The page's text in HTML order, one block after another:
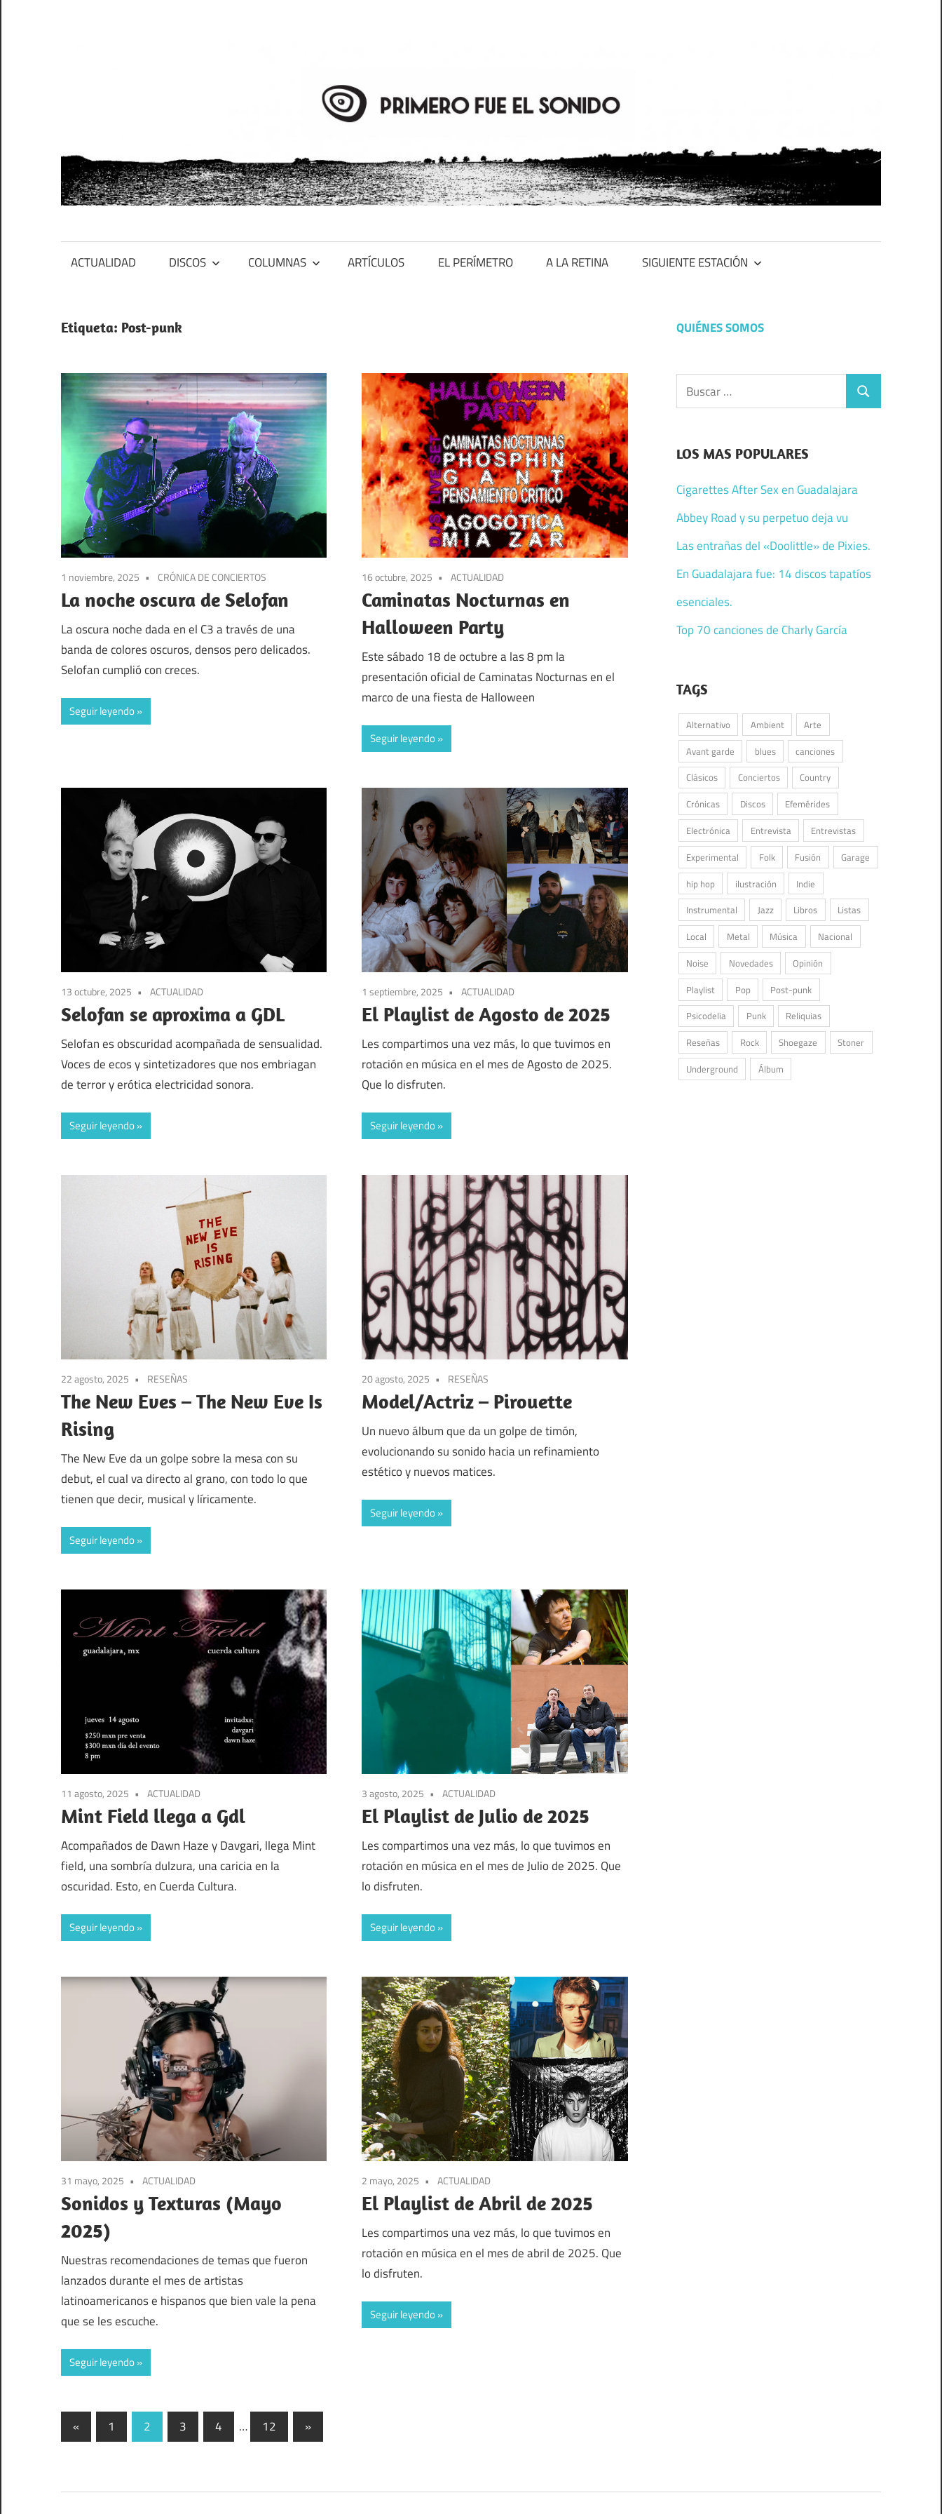
Primero
fue
el
ACTUALIDAD DISCOS COLUMNAS ARTÍCULOS EL PERÍMETRO A LA RETINA SIGUIENTE ESTACIÓN
Etiqueta: Post-punk
1 noviembre, 2025 CRÓNICA DE CONCIERTOS
La noche oscura de Selofan
La oscura noche dada en el C3 a través de una
banda de colores oscuros, densos pero delicados.
Selofan cumplió con creces.
Seguir leyendo
16 octubre, 2025 ACTUALIDAD
Caminatas Nocturnas en
Halloween Party
Este sábado 18 de octubre a las 8 pm la
presentación oficial de Caminatas Nocturnas en el
marco de una fiesta de Halloween
Seguir leyendo
13 octubre, 2025 ACTUALIDAD
Selofan se aproxima a GDL
Selofan es obscuridad acompañada de sensualidad.
Voces de ecos y sintetizadores que nos embriagan
de terror y erótica electricidad sonora.
Seguir leyendo
1 septiembre, 2025 ACTUALIDAD
El Playlist de Agosto de 2025
Les compartimos una vez más, lo que tuvimos en
rotación en música en el mes de Agosto de 2025.
Que lo disfruten.
Seguir leyendo
22 agosto, 2025 RESEÑAS
The New Eves – The New Eve Is
Rising
The New Eve da un golpe sobre la mesa con su
debut, el cual va directo al grano, con todo lo que
tienen que decir, musical y líricamente.
Seguir leyendo
20 agosto, 2025 RESEÑAS
Model/Actriz – Pirouette
Un nuevo álbum que da un golpe de timón,
evolucionando su sonido hacia un refinamiento
estético y nuevos matices.
Seguir leyendo
11 agosto, 2025 ACTUALIDAD
Mint Field llega a Gdl
Acompañados de Dawn Haze y Davgari, llega Mint
field, una sombría dulzura, una caricia en la
oscuridad. Esto, en Cuerda Cultura.
Seguir leyendo
3 agosto, 2025 ACTUALIDAD
El Playlist de Julio de 2025
Les compartimos una vez más, lo que tuvimos en
rotación en música en el mes de Julio de 2025. Que
lo disfruten.
Seguir leyendo
31 mayo, 2025 ACTUALIDAD
Sonidos y Texturas (Mayo
2025)
Nuestras recomendaciones de temas que fueron
lanzados durante el mes de artistas
latinoamericanos e hispanos que bien vale la pena
que se les escuche.
Seguir leyendo
2 mayo, 2025 ACTUALIDAD
El Playlist de Abril de 2025
Les compartimos una vez más, lo que tuvimos en
rotación en música en el mes de abril de 2025. Que
lo disfruten.
Seguir leyendo
Paginación
de
« Entradas
anteriores
1 2 3 4 … 12
Entradas
siguientes
»
QUIÉNES SOMOS
Buscar:
Buscar
LOS MAS POPULARES
Cigarettes After Sex en Guadalajara
Abbey Road y su perpetuo deja vu
Las entrañas del «Doolittle» de Pixies.
En Guadalajara fue: 14 discos tapatíos
esenciales.
Top 70 canciones de Charly García
TAGS
Alternativo Ambient
Arte
Avant garde
blues
canciones
Clásicos
Conciertos
Country
Crónicas
Discos
Efemérides
Electrónica
Entrevista
Entrevistas
Experimental
Folk Fusión
Garage
hip hop
ilustración
Indie
Instrumental
Jazz Libros
Listas
Local
Metal Música
Nacional
Noise
Novedades
Opinión
Playlist
Pop
Post-punk
Psicodelia
Punk
Reliquias
Reseñas
Rock Shoegaze
Stoner
Underground
Álbum